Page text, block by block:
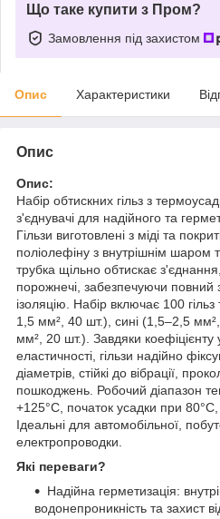
Що таке купити з Пром?
Замовлення під захистом
Опис Характеристики
Опис
Опис:
Набір обтискних гільз з
з'єднувачі для надійного та
Гільзи виготовлені з міді та
поліолефіну з внутрішнім шаром
трубка щільно обтискає
порожнечі, забезпечуючи повний
ізоляцію. Набір включає 100
1,5 мм², 40 шт.), сині (1,5–2,5
мм², 20 шт.). Завдяки коефіцієнту
еластичності, гільзи надійно
діаметрів, стійкі до вібрації,
пошкоджень. Робочий діапазон
+125°C, початок усадки при
Ідеальні для автомобільної,
електропроводки.
Які переваги?
Надійна герметизація:
водонепроникність та захист